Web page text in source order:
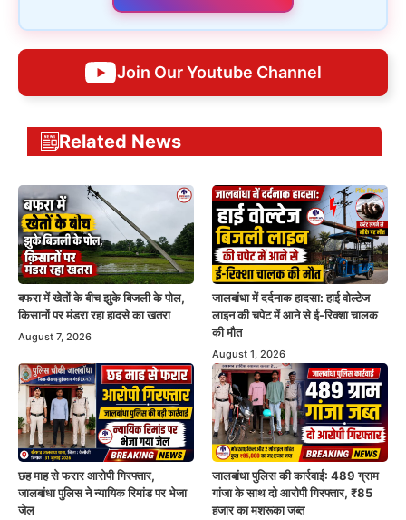
Join Our Youtube Channel
Related News
बफरा में खेतों के बीच झुके बिजली के पोल,
किसानों पर मंडरा रहा हादसे का खतरा
August 7, 2026
जालबांधा में दर्दनाक हादसा: हाई वोल्टेज
लाइन की चपेट में आने से ई-रिक्शा चालक
की मौत
August 1, 2026
छह माह से फरार आरोपी गिरफ्तार,
जालबांधा पुलिस ने न्यायिक रिमांड पर भेजा
जेल
जालबांधा पुलिस की कार्रवाई: 489 ग्राम
गांजा के साथ दो आरोपी गिरफ्तार, ₹85
हजार का मशरूका जब्त